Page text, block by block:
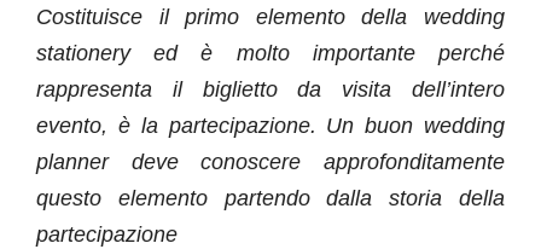
Costituisce il primo elemento della wedding
stationery ed è molto importante perché
rappresenta il biglietto da visita dell’intero
evento, è la partecipazione. Un buon wedding
planner deve conoscere approfonditamente
questo elemento partendo dalla storia della
partecipazione